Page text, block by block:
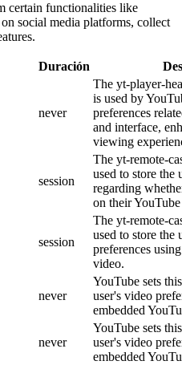
certain functionalities like
social media platforms, collect
Duración
never
The yt-player-
is used by
preferences
and interface,
viewing
session
The yt-remote-
used to store the
regarding
on their
session
The yt-remote-
used to store the
preferences
video.
never
YouTube sets
user's video
embedded
never
YouTube sets
user's video
embedded